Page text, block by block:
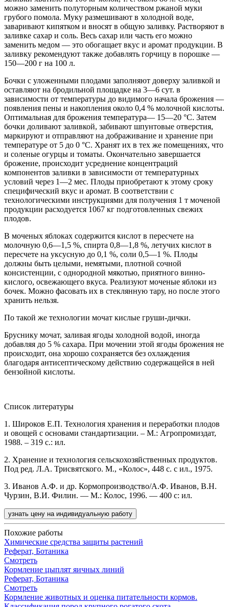
можно заменить полуторным количеством ржаной муки
грубого помола. Муку размешивают в холодной воде,
заваривают кипятком и вносят в общую заливку. Растворяют в
заливке сахар и соль. Весь сахар или часть его можно
заменить медом — это обогащает вкус и аромат продукции. В
заливку рекомендуют также добавлять горчицу в порошке —
150—200 г на 100 л.
Бочки с уложенными плодами заполняют доверху заливкой и
оставляют на бродильной площадке на 3—6 сут. в
зависимости от температуры до видимого начала брожения —
появления пены и накопления около 0,4 % молочной кислоты.
Оптимальная для брожения температура— 15—20 °С. Затем
бочки доливают заливкой, забивают шпунтовые отверстия,
маркируют и отправляют на дображивание и хранение при
температуре от 5 до 0 °С. Хранят их в тех же помещениях, что
и соленые огурцы и томаты. Окончательно завершается
брожение, происходит усреднение концентраций
компонентов заливки в зависимости от температурных
условий через 1—2 мес. Плоды приобретают к этому сроку
специфический вкус и аромат. В соответствии с
технологическими инструкциями для получения 1 т моченой
продукции расходуется 1067 кг подготовленных свежих
плодов.
В моченых яблоках содержится кислот в пересчете на
молочную 0,6—1,5 %, спирта 0,8—1,8 %, летучих кислот в
пересчете на уксусную до 0,1 %, соли 0,5—1 %. Плоды
должны быть целыми, немятыми, плотной сочной
консистенции, с однородной мякотью, приятного винно-
кислого, освежающего вкуса. Реализуют моченые яблоки из
бочек. Можно фасовать их в стеклянную тару, но после этого
хранить нельзя.
По такой же технологии мочат кислые груши-дички.
Бруснику мочат, заливая ягоды холодной водой, иногда
добавляя до 5 % сахара. При мочении этой ягоды брожения не
происходит, она хорошо сохраняется без охлаждения
благодаря антисептическому действию содержащейся в ней
бензойной кислоты.
Список литературы
1. Широков Е.П. Технология хранения и переработки плодов
и овощей с основами стандартизации. – М.: Агропромиздат,
1988. – 319 с.: ил.
2. Хранение и технология сельскохозяйственных продуктов.
Под ред. Л.А. Трисвятского. М., «Колос», 448 с. с ил., 1975.
3. Иванов А.Ф. и др. Кормопроизводство/А.Ф. Иванов, В.Н.
Чурзин, В.И. Филин. — М.: Колос, 1996. — 400 с: ил.
узнать цену на индивидуальную работу
Похожие работы
Химические средства защиты растений
Реферат, Ботаника
Смотреть
Кормление цыплят яичных линий
Реферат, Ботаника
Смотреть
Кормление животных и оценка питательности кормов.